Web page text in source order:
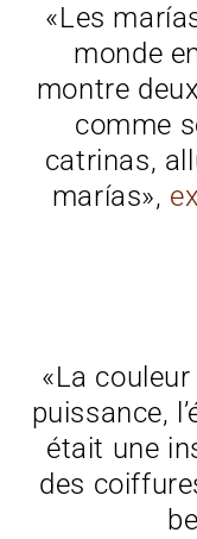
«Les
monde
montre
comme
catrinas,
marías»,
«La
puissance,
était une
des